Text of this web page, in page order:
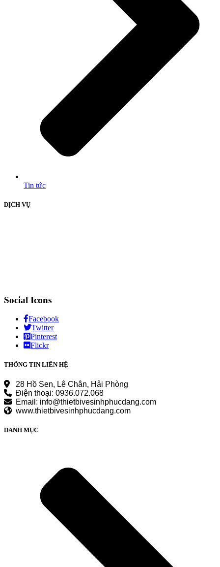
Tin tức
DỊCH VỤ
Social Icons
Facebook
Twitter
Pinterest
Flickr
THÔNG TIN LIÊN HỆ
28 Hồ Sen, Lê Chân, Hải Phòng
Điện thoại: 0936.072.068
Email: info@thietbivesinhphucdang.com
www.thietbivesinhphucdang.com
DANH MỤC